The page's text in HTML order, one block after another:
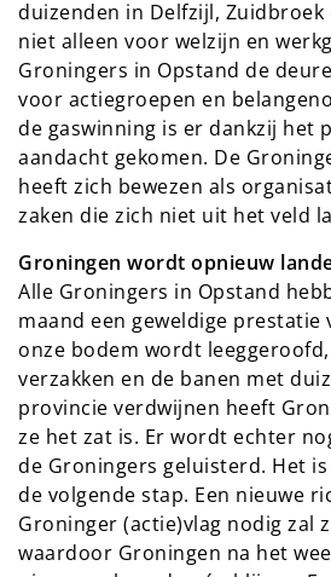
duizenden in Delfzijl, Zuidbroek
niet alleen voor welzijn en
Groningers in Opstand de
voor actiegroepen en
de gaswinning is er dankzij het
aandacht gekomen. De
heeft zich bewezen als
zaken die zich niet uit het veld
Groningen wordt opnieuw
Alle Groningers in Opstand
maand een geweldige prestatie
onze bodem wordt
verzakken en de banen met
provincie verdwijnen heeft
ze het zat is. Er wordt echter
de Groningers geluisterd. Het
de volgende stap. Een nieuwe
Groninger (actie)vlag nodig zal
waardoor Groningen na het